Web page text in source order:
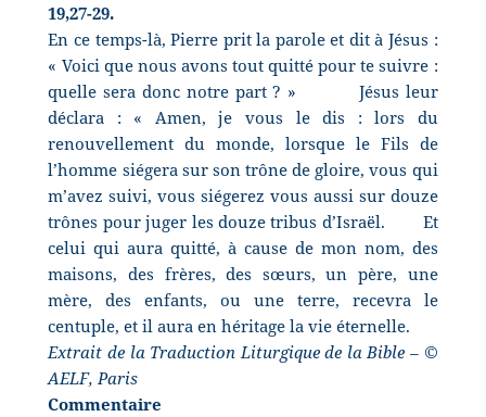
19,27-29.
En ce temps-là, Pierre prit la parole et dit à Jésus :
« Voici que nous avons tout quitté pour te suivre :
quelle sera donc notre part ? »
Jésus leur
déclara : « Amen, je vous le dis : lors du
renouvellement du monde, lorsque le Fils de
l’homme siégera sur son trône de gloire, vous qui
m’avez suivi, vous siégerez vous aussi sur douze
trônes pour juger les douze tribus d’Israël.
Et
celui qui aura quitté, à cause de mon nom, des
maisons, des frères, des sœurs, un père, une
mère, des enfants, ou une terre, recevra le
centuple, et il aura en héritage la vie éternelle.
Extrait de la Traduction Liturgique de la Bible – ©
AELF, Paris
Commentaire